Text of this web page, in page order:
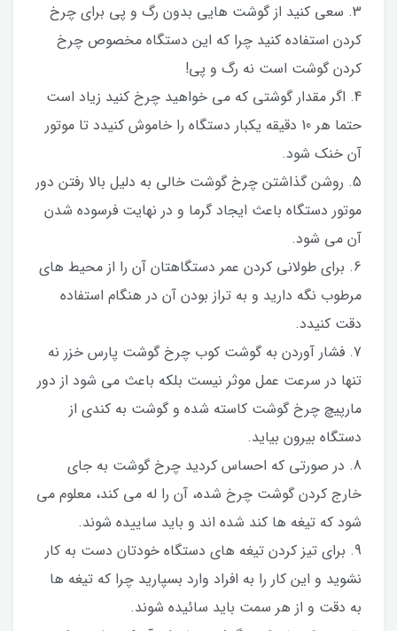
3. سعی کنید از گوشت هایی بدون رگ و پی برای چرخ
کردن استفاده کنید چرا که این دستگاه مخصوص چرخ
کردن گوشت است نه رگ و پی!
4. اگر مقدار گوشتی که می خواهید چرخ کنید زیاد است
حتما هر 10 دقیقه یکبار دستگاه را خاموش کنیدد تا موتور
آن خنک شود.
5. روشن گذاشتن چرخ گوشت خالی به دلیل بالا رفتن دور
موتور دستگاه باعث ایجاد گرما و در نهایت فرسوده شدن
آن می شود.
6. برای طولانی کردن عمر دستگاهتان آن را از محیط های
مرطوب نگه دارید و به تراز بودن آن در هنگام استفاده
دقت کنیدد.
7. فشار آوردن به گوشت کوب چرخ گوشت پارس خزر نه
تنها در سرعت عمل موثر نیست بلکه باعث می شود از دور
مارپیچ چرخ گوشت کاسته شده و گوشت به کندی از
دستگاه بیرون بیاید.
8. در صورتی که احساس کردید چرخ گوشت به جای
خارج کردن گوشت چرخ شده، آن را له می کند، معلوم می
شود که تیغه ها کند شده اند و باید ساییده شوند.
9. برای تیز کردن تیغه های دستگاه خودتان دست به کار
نشوید و این کار را به افراد وارد بسپارید چرا که تیغه ها
به دقت و از هر سمت باید سائیده شوند.